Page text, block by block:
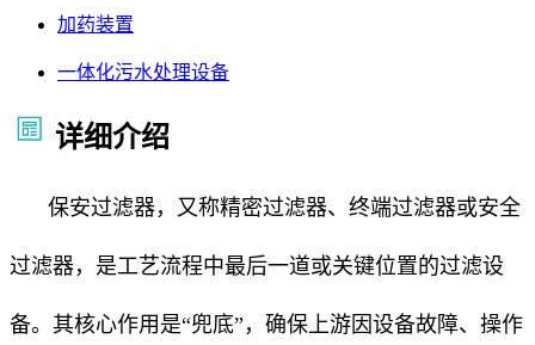
加药装置
一体化污水处理设备
详细介绍
保安过滤器，又称精密过滤器、终端过滤器或安全
过滤器，是工艺流程中最后一道或关键位置的过滤设
备。其核心作用是“兜底”，确保上游因设备故障、操作